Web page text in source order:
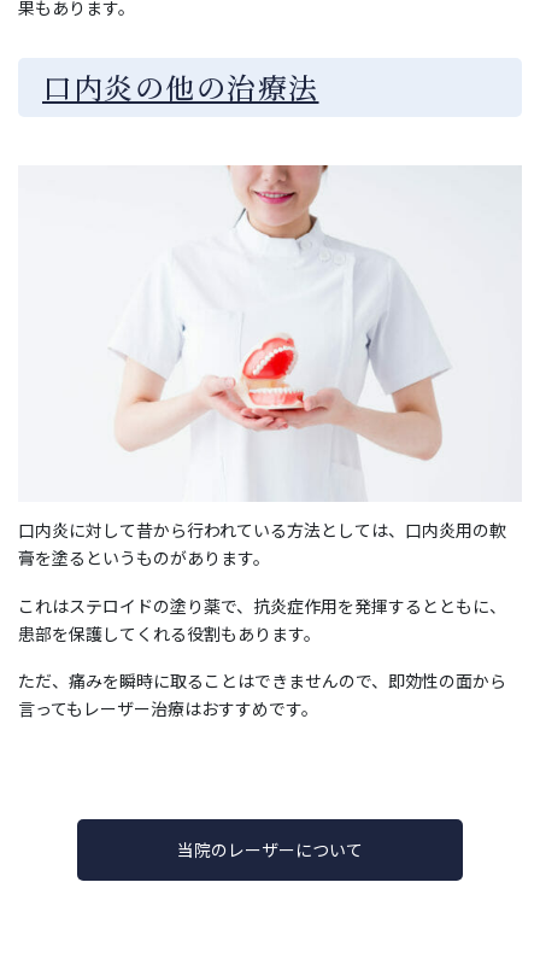
果もあります。
口内炎の他の治療法
口内炎に対して昔から行われている方法としては、口内炎用の軟
膏を塗るというものがあります。
これはステロイドの塗り薬で、抗炎症作用を発揮するとともに、
患部を保護してくれる役割もあります。
ただ、痛みを瞬時に取ることはできませんので、即効性の面から
言ってもレーザー治療はおすすめです。
当院のレーザーについて